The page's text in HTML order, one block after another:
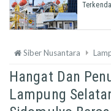
Siber Nusantara
Hangat Dan
Lampung